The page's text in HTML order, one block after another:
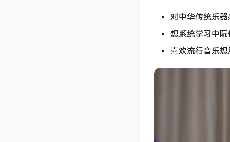
对中华传统乐
想系统学习中
喜欢流行音乐